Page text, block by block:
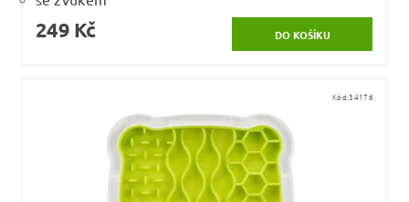
249 Kč
Kód:34176